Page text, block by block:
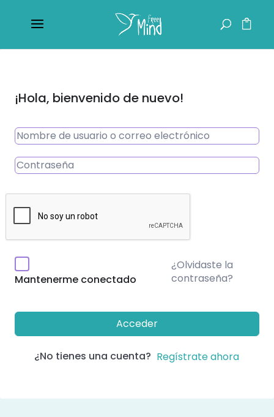
¡Hola, bienvenido de nuevo!
Mantenerme conectado
¿Olvidaste la
contraseña?
Acceder
¿No tienes una cuenta? Regístrate ahora